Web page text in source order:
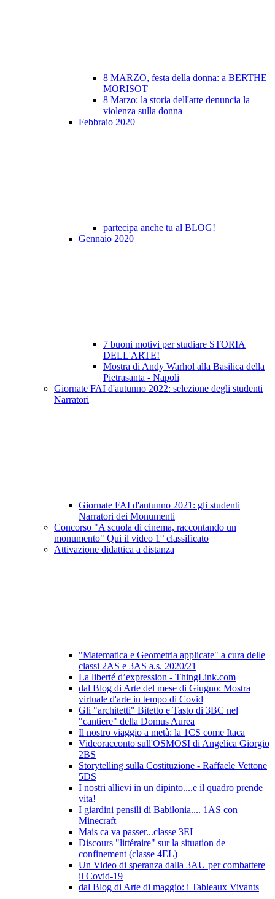
8 MARZO, festa della donna: a BERTHE
MORISOT
8 Marzo: la storia dell'arte denuncia la
violenza sulla donna
Febbraio 2020
partecipa anche tu al BLOG!
Gennaio 2020
7 buoni motivi per studiare STORIA
DELL'ARTE!
Mostra di Andy Warhol alla Basilica della
Pietrasanta - Napoli
Giornate FAI d'autunno 2022: selezione degli studenti
Narratori
Giornate FAI d'autunno 2021: gli studenti
Narratori dei Monumenti
Concorso "A scuola di cinema, raccontando un
monumento" Qui il video 1° classificato
Attivazione didattica a distanza
"Matematica e Geometria applicate" a cura delle
classi 2AS e 3AS a.s. 2020/21
La liberté d’expression - ThingLink.com
dal Blog di Arte del mese di Giugno: Mostra
virtuale d'arte in tempo di Covid
Gli "architetti" Bitetto e Tasto di 3BC nel
"cantiere" della Domus Aurea
Il nostro viaggio a metà: la 1CS come Itaca
Videoracconto sull'OSMOSI di Angelica Giorgio
2BS
Storytelling sulla Costituzione - Raffaele Vettone
5DS
I nostri allievi in un dipinto....e il quadro prende
vita!
I giardini pensili di Babilonia.... 1AS con
Minecraft
Mais ca va passer...classe 3EL
Discours "littéraire" sur la situation de
confinement (classe 4EL)
Un Video di speranza dalla 3AU per combattere
il Covid-19
dal Blog di Arte di maggio: i Tableaux Vivants